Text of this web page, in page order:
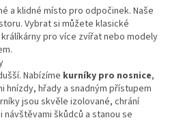
c
í
p
k
y
v
ý
á
n
í
a klidné místo pro odpočinek. Naše
Vybrat si můžete klasické
pro více zvířat nebo modely
Nabízíme kurníky pro nosnice,
hnízdy, hřady a snadným přístupem
jsou skvěle izolované, chrání
škůdců a stanou se